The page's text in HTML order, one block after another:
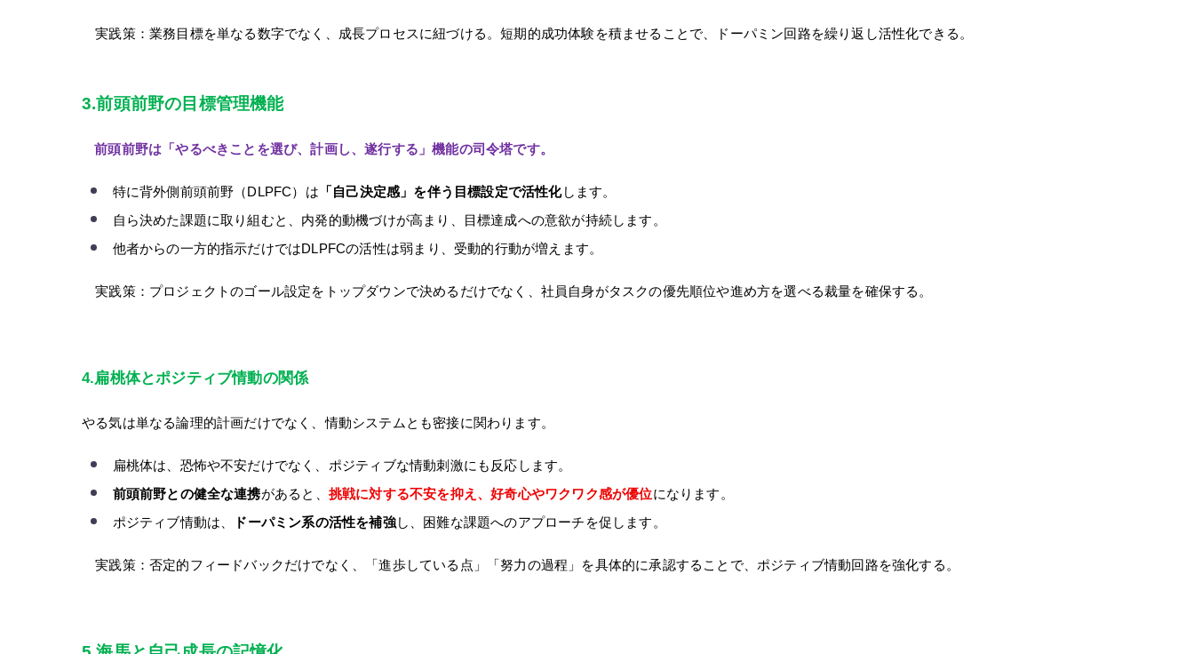
実践策：業務目標を単なる数字でなく、成長プロセスに紐づける。短期的成功体験を積ませることで、ドーパミン回路を繰り返し活性化できる。
3.前頭前野の目標管理機能
前頭前野は「やるべきことを選び、計画し、遂行する」機能の司令塔です。
特に背外側前頭前野（DLPFC）は 「自己決定感」を伴う目標設定で活性化します。
自ら決めた課題に取り組むと、内発的動機づけが高まり、目標達成への意欲が持続します。
他者からの一方的指示だけではDLPFCの活性は弱まり、受動的行動が増えます。
実践策：プロジェクトのゴール設定をトップダウンで決めるだけでなく、社員自身がタスクの優先順位や進め方を選べる裁量を確保する。
4.扁桃体とポジティブ情動の関係
やる気は単なる論理的計画だけでなく、情動システムとも密接に関わります。
扁桃体は、恐怖や不安だけでなく、ポジティブな情動刺激にも反応します。
前頭前野との健全な連携があると、 挑戦に対する不安を抑え、好奇心やワクワク感が優位になります。
ポジティブ情動は、
ドーパミン系の活性を補強し、困難な課題へのアプローチを促します。
実践策：否定的フィードバックだけでなく、「進歩している点」「努力の過程」を具体的に承認することで、ポジティブ情動回路を強化する。